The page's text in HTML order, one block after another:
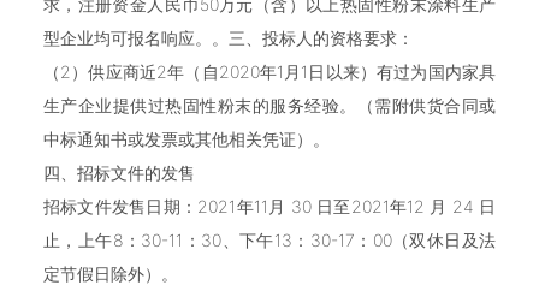
求，注册资金人民币50万元（含）以上热固性粉末涂料生产
型企业均可报名响应。。三、投标人的资格要求：
（2）供应商近2年（自2020年1月1日以来）有过为国内家具
生产企业提供过热固性粉末的服务经验。（需附供货合同或
中标通知书或发票或其他相关凭证）。
四、招标文件的发售
招标文件发售日期：2021年11月 30 日至2021年12 月 24 日
止，上午8：30-11：30、下午13：30-17：00（双休日及法
定节假日除外）。